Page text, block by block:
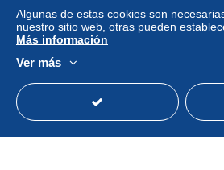
Algunas de estas cookies son
nuestro sitio web, otras pueden
Más información
Ver más